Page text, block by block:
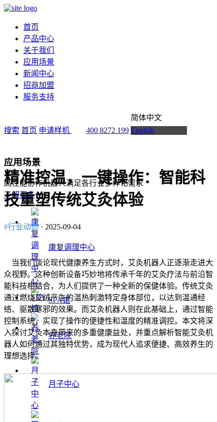
首页
产品中心
关于我们
应用场景
新闻中心
招商加盟
服务支持
搜索 首页 申请样机 400 8272 199
简体中文
English
应用场景
高性能协作机器人满足各行业多样化需求
了解更多
康复调理中心
SPA馆
养老院
月子中心
精准控温，一键操作：智能科
技重塑传统艾灸体验
#行业动态 · 2025-09-04
当我们谈论现代健康养生方式时，艾灸机器人正逐渐走进大
众视野。这种创新设备巧妙地将传承千年的艾灸疗法与前沿智
能科技相结合，为人们提供了一种全新的保健体验。传统艾灸
通过燃烧艾绒产生的温热刺激特定身体部位，以达到温通经
络、驱散寒邪的效果。而艾灸机器人则在此基础上，通过智能
控制系统，实现了操作的便捷性和温度的精准调控。本文将深
入探讨艾灸本身带来的多重健康益处，并重点解析智能艾灸机
器人如何通过其独特优势，成为现代人追求便捷、高效养生的
理想选择。